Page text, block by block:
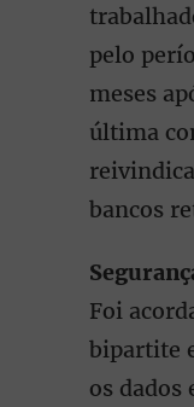
pelo
meses
última
bancos
Foi
bipartite
os dados